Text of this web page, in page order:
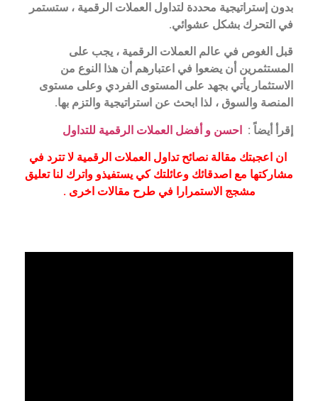
بدون إستراتيجية محددة لتداول العملات الرقمية ، ستستمر
في التحرك بشكل عشوائي.
قبل الغوص في عالم العملات الرقمية ، يجب على
المستثمرين أن يضعوا في اعتبارهم أن هذا النوع من
الاستثمار يأتي بجهد على المستوى الفردي وعلى مستوى
المنصة والسوق ، لذا ابحث عن استراتيجية والتزم بها.
إقرأ أيضاً : احسن و أفضل العملات الرقمية للتداول
ان اعجبتك مقالة نصائح تداول العملات الرقمية لا تترد في
مشاركتها مع اصدقائك وعائلتك كي يستفيذو واترك لنا تعليق
مشجج الاستمرارا في طرح مقالات اخرى .